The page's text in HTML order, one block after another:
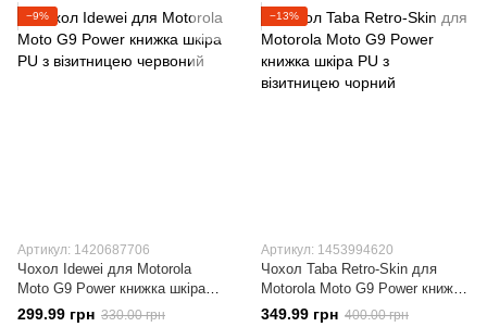
−9%
Артикул: 1420687706
Чохол Idewei для Motorola
Moto G9 Power книжка шкіра
PU з візитницею червоний
299.99 грн 330.00 грн
−13%
Артикул: 1453994620
Чохол Taba Retro-Skin для
Motorola Moto G9 Power книжка
шкіра PU з візитницею чорний
349.99 грн 400.00 грн